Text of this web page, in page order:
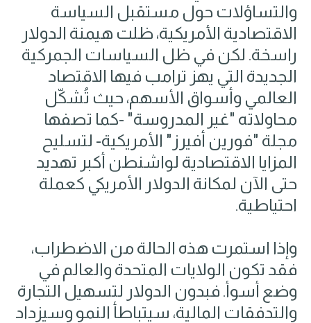
والتساؤلات حول مستقبل السياسة
الاقتصادية الأمريكية، ظلت هيمنة الدولار
راسخة. لكن في ظل السياسات الجمركية
الجديدة التي يهز ترامب فيها الاقتصاد
العالمي وأسواق الأسهم٬ حيث تُشكّل
محاولاته "غير المدروسة" -كما تصفها
مجلة "فورين أفيرز" الأمريكية- لتسليح
المزايا الاقتصادية لواشنطن أكبر تهديد
حتى الآن لمكانة الدولار الأمريكي كعملة
احتياطية.
وإذا استمرت هذه الحالة من الاضطراب٬
فقد تكون الولايات المتحدة والعالم في
وضع أسوأ. فبدون الدولار لتسهيل التجارة
والتدفقات المالية، سيتباطأ النمو وسيزداد